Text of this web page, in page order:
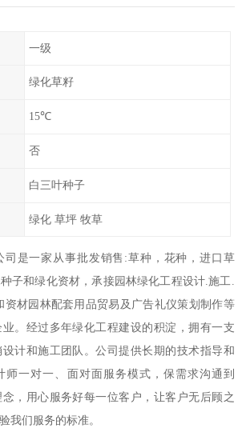
一级
绿化草籽
15℃
否
白三叶种子
绿化 草坪 牧草
司是一家从事批发销售:草种，花种，进口草
子和绿化资材，承接园林绿化工程设计.施工.
资材园林配套用品贸易及广告礼仪策划制作等
。经过多年绿化工程建设的积淀，拥有一支
计和施工团队。公司提供长期的技术指导和
师一对一、面对面服务模式，保需求沟通到
，用心服务好每一位客户，让客户无后顾之
我们服务的标准。